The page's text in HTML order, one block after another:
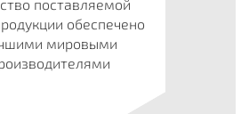
поставляемой
обеспечено
мировыми